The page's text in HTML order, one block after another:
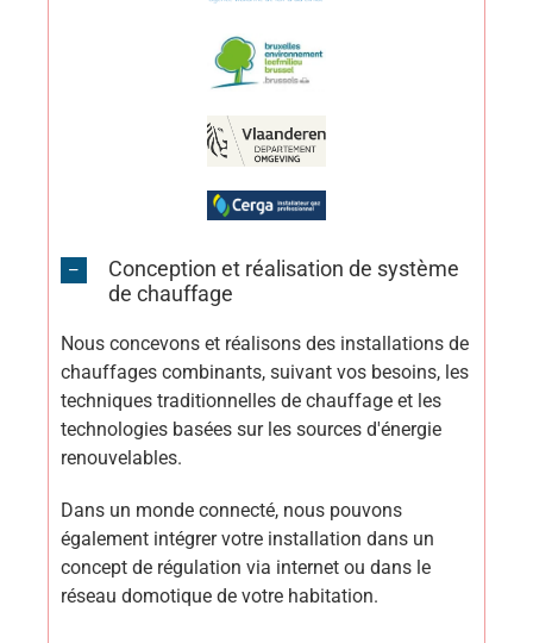
Conception et réalisation de système
de chauffage
Nous concevons et réalisons des installations de
chauffages combinants, suivant vos besoins, les
techniques traditionnelles de chauffage et les
technologies basées sur les sources d'énergie
renouvelables.
Dans un monde connecté, nous pouvons
également intégrer votre installation dans un
concept de régulation via internet ou dans le
réseau domotique de votre habitation.